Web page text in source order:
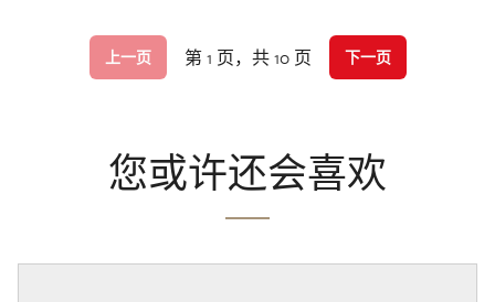
上一页 第 1 页，共 10 页 下一页
您或许还会喜欢